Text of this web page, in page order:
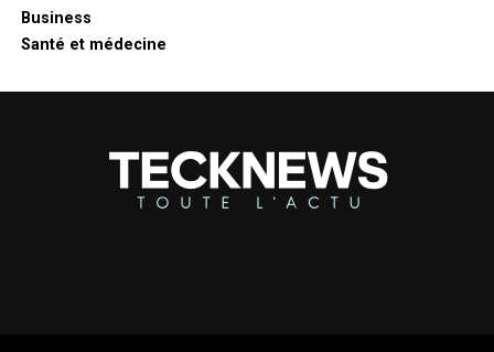
Business
Santé et médecine